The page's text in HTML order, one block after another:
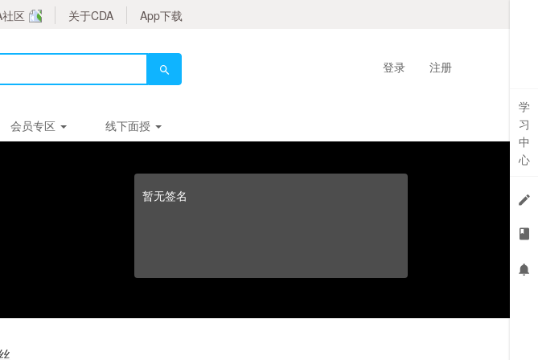
区 关于CDA App下载
登录 注册
会员专区 线下面授
暂无签名
学
习
中
心